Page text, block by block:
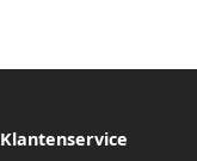
Klantenservice